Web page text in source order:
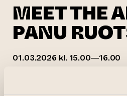
MEET THE
PANU
01.03.2026 kl. 15.00—16.00